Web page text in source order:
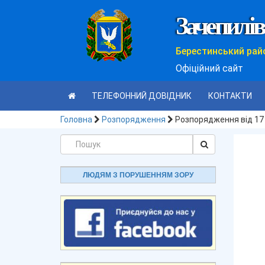
Берестинський
Офіційний сайт
ТЕЛЕФОННИЙ ДОВІДНИК КОНТАКТИ
Головна Розпорядження Розпорядження від
ЛЮДЯМ З ПОРУШЕННЯМ ЗОРУ